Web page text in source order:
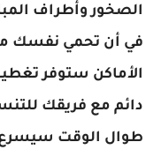
الصخور وأطراف
في أن تحمي نفسك
الأماكن ستوفر
دائم مع فريقك
طوال الوقت